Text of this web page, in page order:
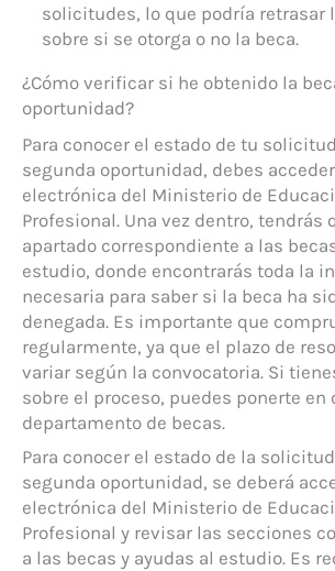
solicitudes, lo que podría retrasar
sobre si se otorga o no la beca.
¿Cómo verificar si he obtenido la
oportunidad?
Para conocer el estado de tu
segunda oportunidad, debes
electrónica del Ministerio de
Profesional. Una vez dentro, tendrás
apartado correspondiente a las
estudio, donde encontrarás toda la
necesaria para saber si la beca ha
denegada. Es importante que
regularmente, ya que el plazo de
variar según la convocatoria. Si
sobre el proceso, puedes ponerte en
departamento de becas.
Para conocer el estado de la
segunda oportunidad, se deberá
electrónica del Ministerio de
Profesional y revisar las secciones
a las becas y ayudas al estudio. Es